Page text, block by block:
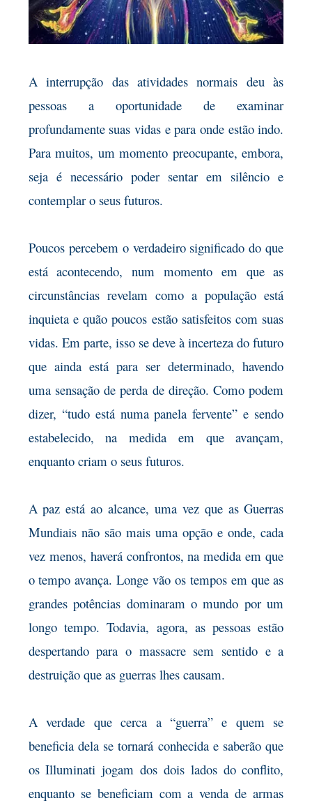
A interrupção das atividades normais deu às
pessoas a oportunidade de examinar
profundamente suas vidas e para onde estão indo.
Para muitos, um momento preocupante, embora,
seja é necessário poder sentar em silêncio e
contemplar o seus futuros.
Poucos percebem o verdadeiro significado do que
está acontecendo, num momento em que as
circunstâncias revelam como a população está
inquieta e quão poucos estão satisfeitos com suas
vidas. Em parte, isso se deve à incerteza do futuro
que ainda está para ser determinado, havendo
uma sensação de perda de direção. Como podem
dizer, “tudo está numa panela fervente” e sendo
estabelecido, na medida em que avançam,
enquanto criam o seus futuros.
A paz está ao alcance, uma vez que as Guerras
Mundiais não são mais uma opção e onde, cada
vez menos, haverá confrontos, na medida em que
o tempo avança. Longe vão os tempos em que as
grandes potências dominaram o mundo por um
longo tempo. Todavia, agora, as pessoas estão
despertando para o massacre sem sentido e a
destruição que as guerras lhes causam.
A verdade que cerca a “guerra” e quem se
beneficia dela se tornará conhecida e saberão que
os Illuminati jogam dos dois lados do conflito,
enquanto se beneficiam com a venda de armas